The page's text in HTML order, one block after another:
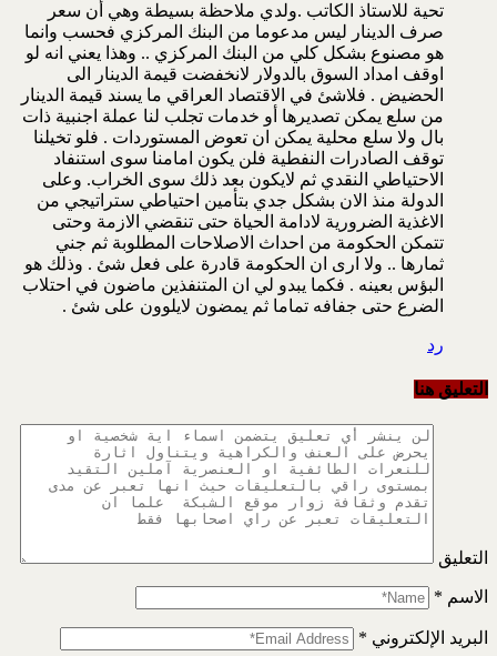
تحية للاستاذ الكاتب .ولدي ملاحظة بسيطة وهي أن سعر
صرف الدينار ليس مدعوما من البنك المركزي فحسب وانما
هو مصنوع بشكل كلي من البنك المركزي .. وهذا يعني انه لو
اوقف امداد السوق بالدولار لانخفضت قيمة الدينار الى
الحضيض . فلاشئ في الاقتصاد العراقي ما يسند قيمة الدينار
من سلع يمكن تصديرها أو خدمات تجلب لنا عملة اجنبية ذات
بال ولا سلع محلية يمكن ان تعوض المستوردات . فلو تخيلنا
توقف الصادرات النفطية فلن يكون امامنا سوى استنفاد
الاحتياطي النقدي ثم لايكون بعد ذلك سوى الخراب. وعلى
الدولة منذ الان بشكل جدي بتأمين احتياطي ستراتيجي من
الاغذية الضرورية لادامة الحياة حتى تنقضي الازمة وحتى
تتمكن الحكومة من احداث الاصلاحات المطلوبة ثم جني
ثمارها .. ولا ارى ان الحكومة قادرة على فعل شئ . وذلك هو
البؤس بعينه . فكما يبدو لي ان المتنفذين ماضون في احتلاب
الضرع حتى جفافه تماما ثم يمضون لايلوون على شئ .
رد
التعليق هنا
التعليق
الاسم *
البريد الإلكتروني *